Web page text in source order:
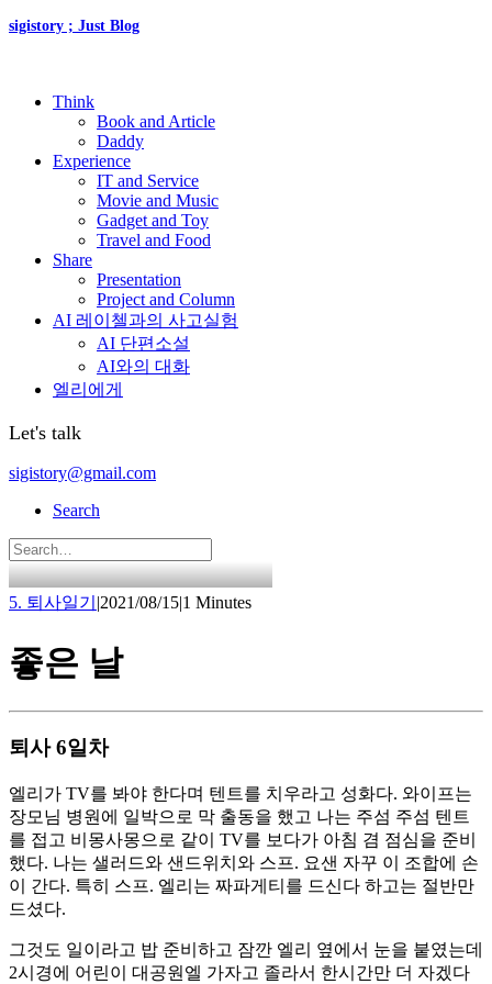
sigistory ; Just Blog
Think
Book and Article
Daddy
Experience
IT and Service
Movie and Music
Gadget and Toy
Travel and Food
Share
Presentation
Project and Column
AI 레이첼과의 사고실험
AI 단편소설
AI와의 대화
엘리에게
Let's talk
sigistory@gmail.com
Search
5. 퇴사일기 |2021/08/15|1 Minutes
좋은 날
퇴사 6일차
엘리가 TV를 봐야 한다며 텐트를 치우라고 성화다. 와이프는
장모님 병원에 일박으로 막 출동을 했고 나는 주섬 주섬 텐트
를 접고 비몽사몽으로 같이 TV를 보다가 아침 겸 점심을 준비
했다. 나는 샐러드와 샌드위치와 스프. 요샌 자꾸 이 조합에 손
이 간다. 특히 스프. 엘리는 짜파게티를 드신다 하고는 절반만
드셨다.
그것도 일이라고 밥 준비하고 잠깐 엘리 옆에서 눈을 붙였는데
2시경에 어린이 대공원엘 가자고 졸라서 한시간만 더 자겠다